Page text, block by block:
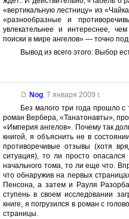
«вертикальную лестницу» из
«разнообразные и
увлекательнее и интереснее,
поиски в мире ангелов» — точно
Вывод из всего этого: Выбор
Nog, 7 января 2009 г.
Без малого три года прошло
роман Вербера, «Танатонавты»,
«Империя ангелов». Почему так
книгой, я объяснить не в
противоречивые отзывы (хотя
ситуация), то ли просто
начального тома, то ли еще что.
что обнаружив на первых
Пенсона, а затем и Рауля
ступень в своем исследовании
книге, я погрузился в роман с
страницы.